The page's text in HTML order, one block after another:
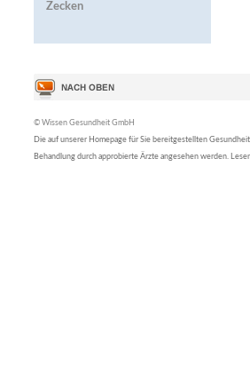
Zecken
© Wissen Gesundheit GmbH
Die auf unserer Homepage für Sie bereitgestellten
Behandlung durch approbierte Ärzte angesehen werden.